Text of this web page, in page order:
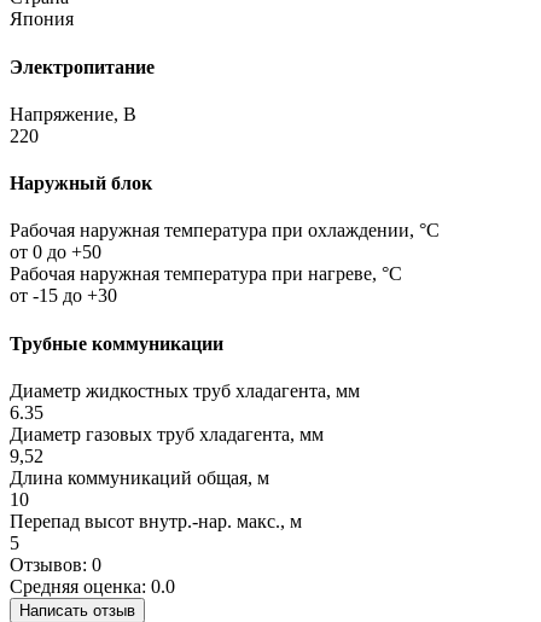
Япония
Электропитание
Напряжение, В
220
Наружный блок
Рабочая наружная температура при охлаждении, °C
от 0 до +50
Рабочая наружная температура при нагреве, °C
от -15 до +30
Трубные коммуникации
Диаметр жидкостных труб хладагента, мм
6.35
Диаметр газовых труб хладагента, мм
9,52
Длина коммуникаций общая, м
10
Перепад высот внутр.-нар. макс., м
5
Отзывов: 0
Средняя оценка: 0.0
Написать отзыв